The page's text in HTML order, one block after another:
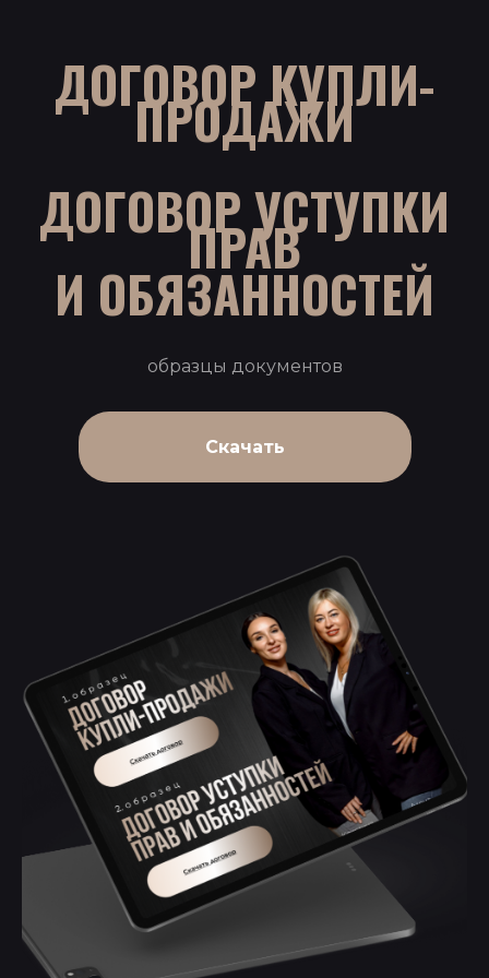
ДОГОВОР КУПЛИ-
ПРОДАЖИ
ДОГОВОР УСТУПКИ
ПРАВ
И ОБЯЗАННОСТЕЙ
образцы документов
Скачать